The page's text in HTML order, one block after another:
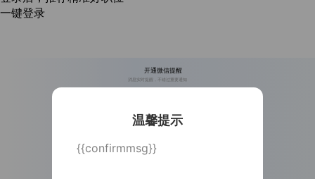
一键登录
开通微信提醒
消息实时提醒，不错过重要通知
长按识别二维码
温馨提示
{{confirmmsg}}